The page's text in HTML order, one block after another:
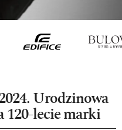
Urodzinowa
120-lecie marki